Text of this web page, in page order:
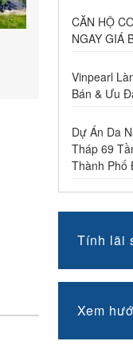
CĂN HỘ
NGAY GIÁ
Vinpearl
Bán & Ưu
Dự Án Da
Tháp 69
Thành Phố
Tính lãi
Xem